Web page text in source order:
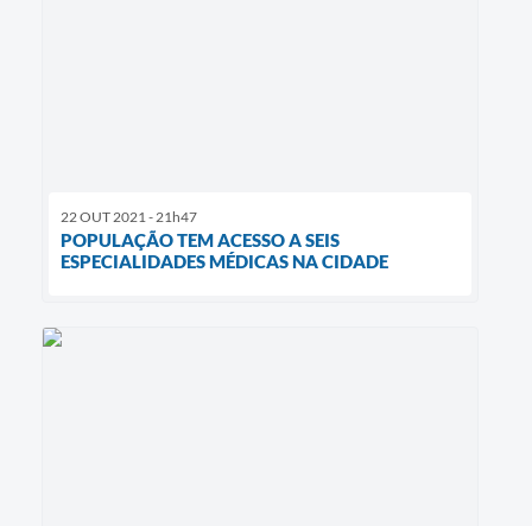
22 OUT 2021 - 21h47
POPULAÇÃO TEM ACESSO A SEIS
ESPECIALIDADES MÉDICAS NA CIDADE